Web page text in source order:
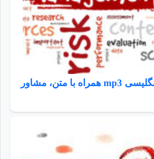
آموزش زبان انگلیسی mp3 همراه با متن، مشاور